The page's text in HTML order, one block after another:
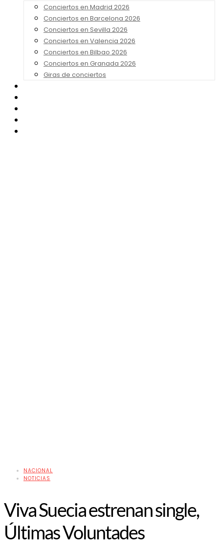
Conciertos en Madrid 2026
Conciertos en Barcelona 2026
Conciertos en Sevilla 2026
Conciertos en Valencia 2026
Conciertos en Bilbao 2026
Conciertos en Granada 2026
Giras de conciertos
NACIONAL
NOTICIAS
Viva Suecia estrenan single,
Últimas Voluntades